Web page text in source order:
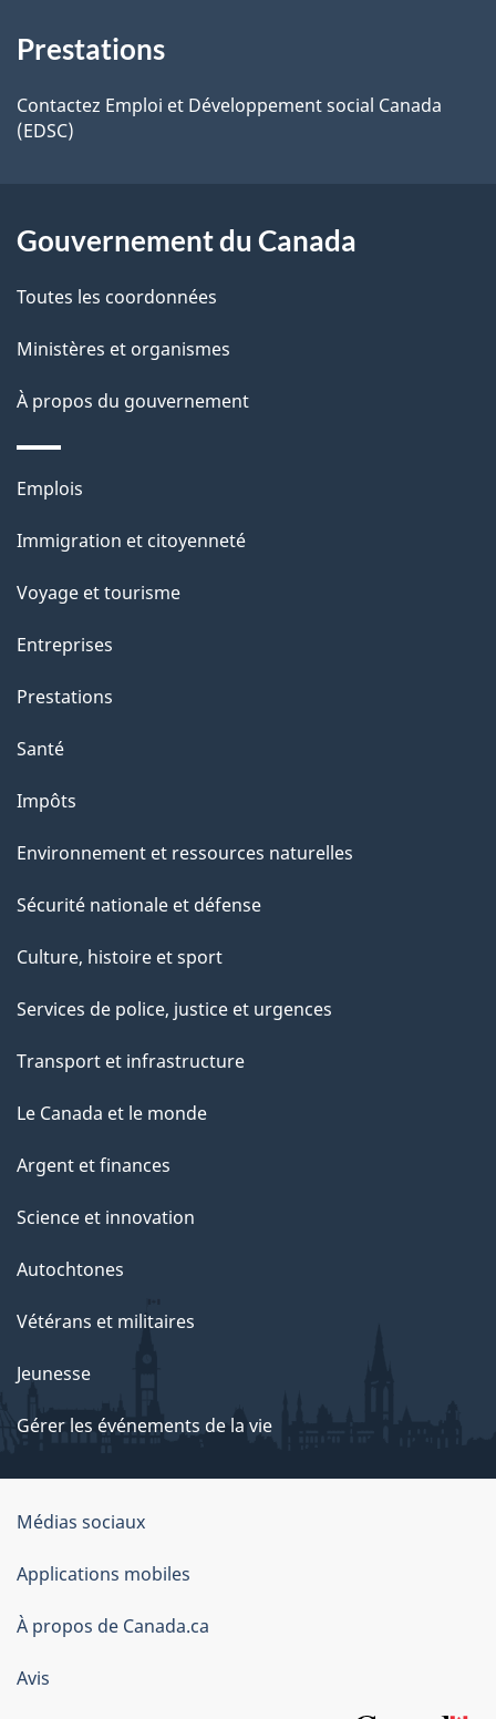
a
p
a
g
t
e
r
r
a
c
i
o
n
u
r
e
t
e
p
g
e
propos
de
Prestations
Contactez Emploi et Développement social Canada
(EDSC)
Gouvernement du Canada
Toutes les coordonnées
Ministères et organismes
À propos du gouvernement
Thèmes
sujets
Emplois
Immigration et citoyenneté
Voyage et tourisme
Entreprises
Prestations
Santé
Impôts
Environnement et ressources naturelles
Sécurité nationale et défense
Culture, histoire et sport
Services de police, justice et urgences
Transport et infrastructure
Le Canada et le monde
Argent et finances
Science et innovation
Autochtones
Vétérans et militaires
Jeunesse
Gérer les événements de la vie
Organisation
du
gouvernement
du
Canada
Médias sociaux
Applications mobiles
À propos de Canada.ca
Avis